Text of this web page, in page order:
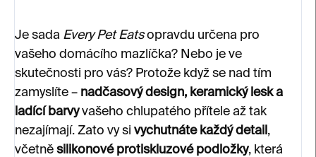
Je sada Every Pet Eatsopravdu určena pro
vašeho domácího mazlíčka? Nebo je ve
skutečnosti pro vás? Protože když se nad tím
zamyslíte – nadčasový design, keramický lesk a
ladící barvyvašeho chlupatého přítele až tak
nezajímají. Zato vy si vychutnáte každý detail ,
včetně silikonové protiskluzové podložky, která